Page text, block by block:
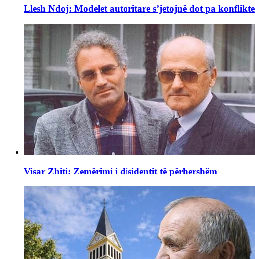
Llesh Ndoj: Modelet autoritare s’jetojnë dot pa konflikte
Visar Zhiti: Zemërimi i disidentit të përhershëm